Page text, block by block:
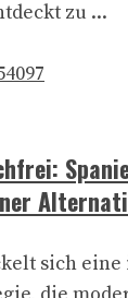
zu ...
sich eine